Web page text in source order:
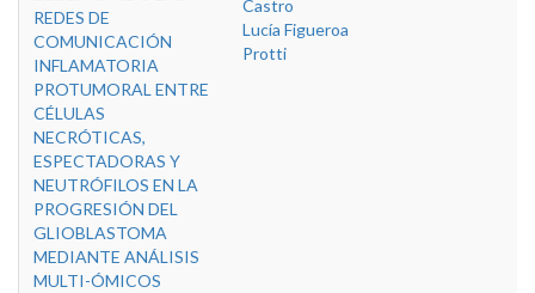
REDES DE
COMUNICACIÓN
INFLAMATORIA
PROTUMORAL ENTRE
CÉLULAS
NECRÓTICAS,
ESPECTADORAS Y
NEUTRÓFILOS EN LA
PROGRESIÓN DEL
GLIOBLASTOMA
MEDIANTE ANÁLISIS
MULTI-ÓMICOS
Castro
Lucía Figueroa
Protti